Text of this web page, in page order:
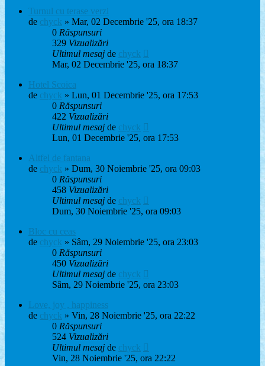
Turnul cu terase verzi
de chyck » Mar, 02 Decembrie '25, ora 18:37
0 Răspunsuri
329 Vizualizări
Ultimul mesaj de chyck
Mar, 02 Decembrie '25, ora 18:37
Hotel Scoica
de chyck » Lun, 01 Decembrie '25, ora 17:53
0 Răspunsuri
422 Vizualizări
Ultimul mesaj de chyck
Lun, 01 Decembrie '25, ora 17:53
Altfel de fantana
de chyck » Dum, 30 Noiembrie '25, ora 09:03
0 Răspunsuri
458 Vizualizări
Ultimul mesaj de chyck
Dum, 30 Noiembrie '25, ora 09:03
Bloc cu ceas
de chyck » Sâm, 29 Noiembrie '25, ora 23:03
0 Răspunsuri
450 Vizualizări
Ultimul mesaj de chyck
Sâm, 29 Noiembrie '25, ora 23:03
Love, joy , happiness
de chyck » Vin, 28 Noiembrie '25, ora 22:22
0 Răspunsuri
524 Vizualizări
Ultimul mesaj de chyck
Vin, 28 Noiembrie '25, ora 22:22